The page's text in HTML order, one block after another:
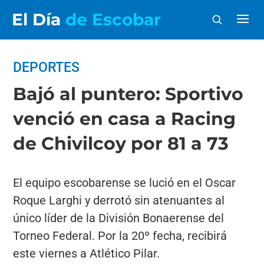
El Día de Escobar
DEPORTES
Bajó al puntero: Sportivo
venció en casa a Racing
de Chivilcoy por 81 a 73
El equipo escobarense se lució en el Oscar
Roque Larghi y derrotó sin atenuantes al
único líder de la División Bonaerense del
Torneo Federal. Por la 20º fecha, recibirá
este viernes a Atlético Pilar.